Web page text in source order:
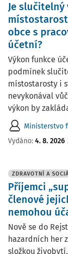
Je
obce s
účetní?
Výkon funkce
podmínek
místostarosty i
nevykonával
výkon by
Ministerstvo
Vydáno: 4. 8. 2026
ZDRAVOTNÍ A
Příjemci
členové
nemohou
Nově se do
hazardních her
složkou